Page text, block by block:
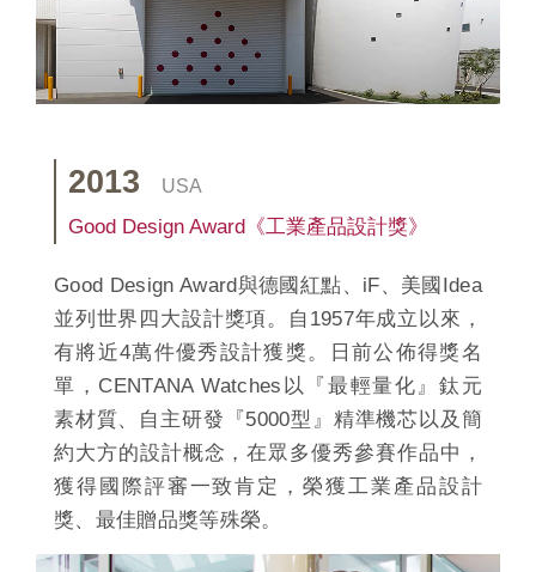
2013 USA
Good Design Award《工業產品設計獎》
Good Design Award與德國紅點、iF、美國Idea
並列世界四大設計獎項。自1957年成立以來，
有將近4萬件優秀設計獲獎。日前公佈得獎名
單，CENTANA Watches以『最輕量化』鈦元
素材質、自主研發『5000型』精準機芯以及簡
約大方的設計概念，在眾多優秀參賽作品中，
獲得國際評審一致肯定，榮獲工業產品設計
獎、最佳贈品獎等殊榮。